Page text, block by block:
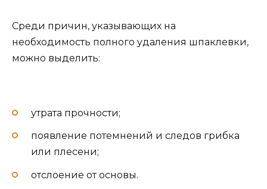
Среди причин, указывающих на
необходимость полного удаления шпаклевки,
можно выделить:
утрата прочности;
появление потемнений и следов грибка
или плесени;
отслоение от основы.